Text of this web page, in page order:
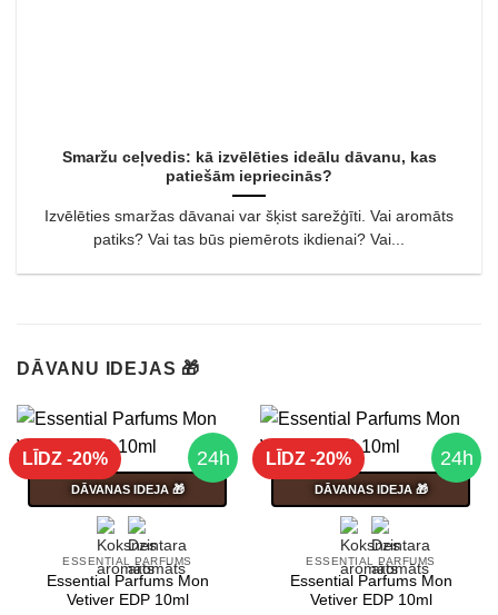
Smaržu ceļvedis: kā izvēlēties ideālu dāvanu, kas
patiešām iepriecinās?
Izvēlēties smaržas dāvanai var šķist sarežģīti. Vai aromāts
patiks? Vai tas būs piemērots ikdienai? Vai...
DĀVANU IDEJAS 🎁
24h
LĪDZ -20%
DĀVANAS IDEJA 🎁
ESSENTIAL PARFUMS
Essential Parfums Mon
Vetiver EDP 10ml
24h
LĪDZ -20%
DĀVANAS IDEJA 🎁
ESSENTIAL PARFUMS
Essential Parfums Mon
Vetiver EDP 10ml